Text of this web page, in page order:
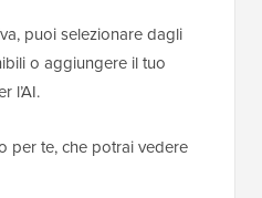
puoi selezionare dagli
o aggiungere il tuo
l’AI.
per te, che potrai vedere